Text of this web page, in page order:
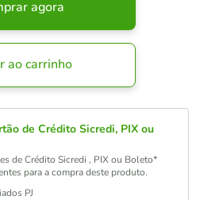
agora
ao carrinho
de Crédito Sicredi, PIX ou
de Crédito Sicredi , PIX ou Boleto*
para a compra deste produto.
PJ